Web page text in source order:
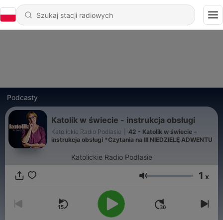
Podcasty
Katolik w świecie - instrukcja obsługi
Katolickie Radio Podlasie
42 - Katolik w świecie –
instrukcja obsługi *Czytania na III NIEDZIELĘ ADWENTU
Katolickie Radio Podlasie
Głośność 1 x